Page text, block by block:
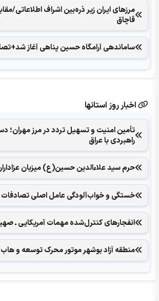
مرزهای ایران زیر ذره‌بین اشراف اطلاعاتی/
قاچاق
ساماندهی آرامگاه حسین پناهی آغاز
اخبار روز استانها
تأمین امنیت و تسهیل تردد در مرز مهران؛
راهبردی با عراق
حرم سید علاءالدین حسین(ع) میزبان
خستگی و خواب‌آلودگی عامل اصلی تصادفات
انفجارهای ‌کنترل‌شده ‌مهمات آمریکایی ـ
منطقه آزاد بوشهر موتور محرک توسعه و هاب